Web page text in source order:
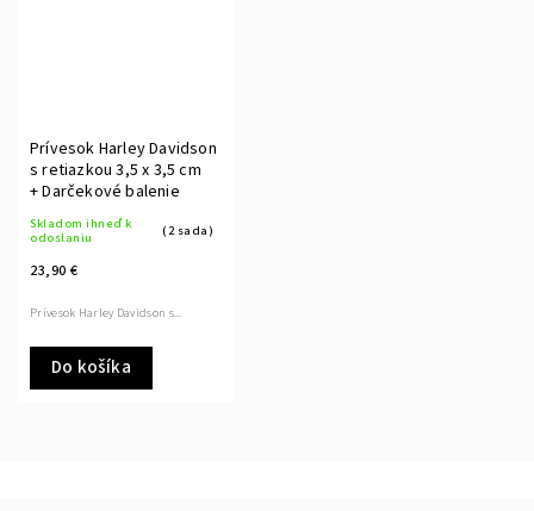
Prívesok Harley Davidson
s retiazkou 3,5 x 3,5 cm
+ Darčekové balenie
Skladom ihneď k
odoslaniu
(2 sada)
23,90 €
Do košíka
Prívesok Harley Davidson s...